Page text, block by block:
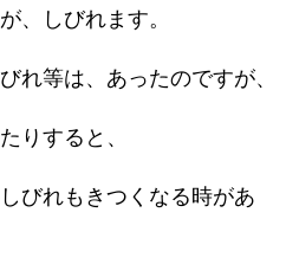
、しびれます。
れ等は、あったのですが、
りすると、
びれもきつくなる時があ